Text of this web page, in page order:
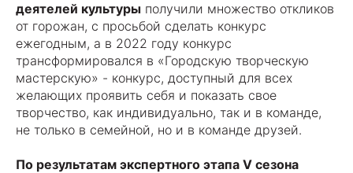
деятелей культуры получили множество откликов
от горожан, с просьбой сделать конкурс
ежегодным, а в 2022 году конкурс
трансформировался в «Городскую творческую
мастерскую» - конкурс, доступный для всех
желающих проявить себя и показать свое
творчество, как индивидуально, так и в команде,
не только в семейной, но и в команде друзей.
По результатам экспертного этапа V сезона